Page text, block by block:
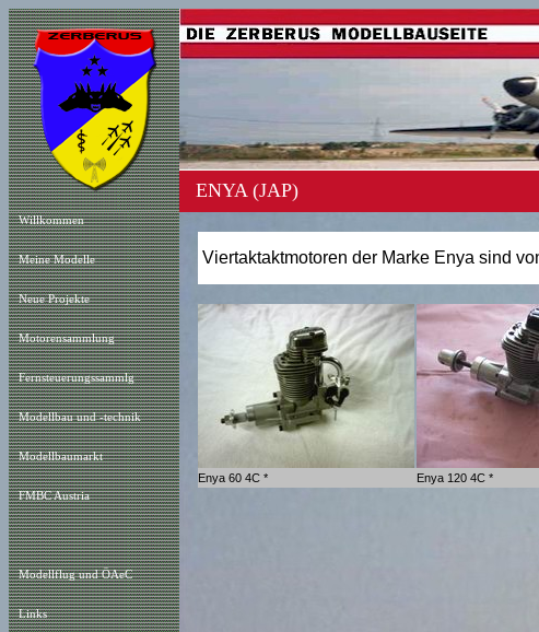
Willkommen
Meine Modelle
Neue Projekte
Motorensammlung
Fernsteuerungssammlg
Modellbau und -technik
Modellbaumarkt
FMBC Austria
Modellflug und ÖAeC
Links
ENYA (JAP)
Viertaktaktmotoren der Marke Enya sind
Enya 60 4C * Enya 120 4C *